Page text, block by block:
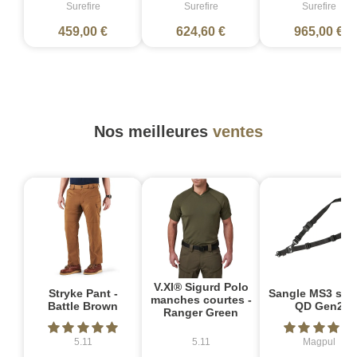
Surefire
459,00 €
Surefire
624,60 €
Surefire
965,00 €
Nos meilleures ventes
Stryke Pant -
Battle Brown
5.11
V.XI® Sigurd Polo
manches courtes -
Ranger Green
5.11
Sangle MS3
QD Gen2
Magpul